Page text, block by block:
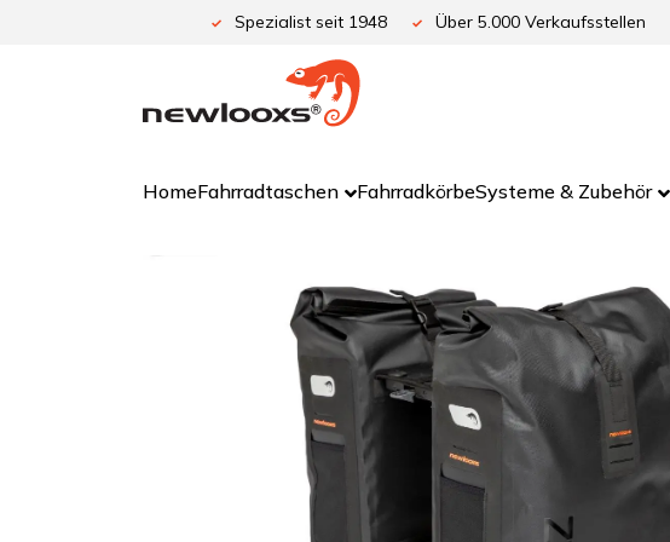
Spezialist seit 1948 Über 5.000 Verkaufsstellen
HomeFahrradtaschen FahrradkörbeSysteme & Zubehör